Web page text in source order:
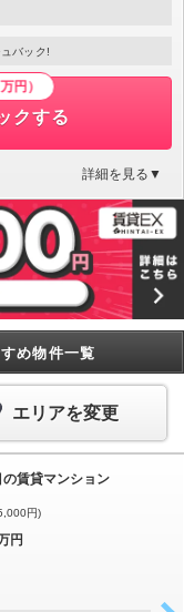
バック!
円）
クする
詳細を見る▼
め物件一覧
エリアを変更
賃貸マンション
円)
円